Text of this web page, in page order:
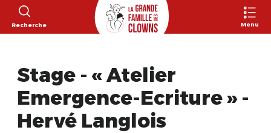
Recherche Menu
Stage - « Atelier
Emergence-Ecriture » -
Hervé Langlois